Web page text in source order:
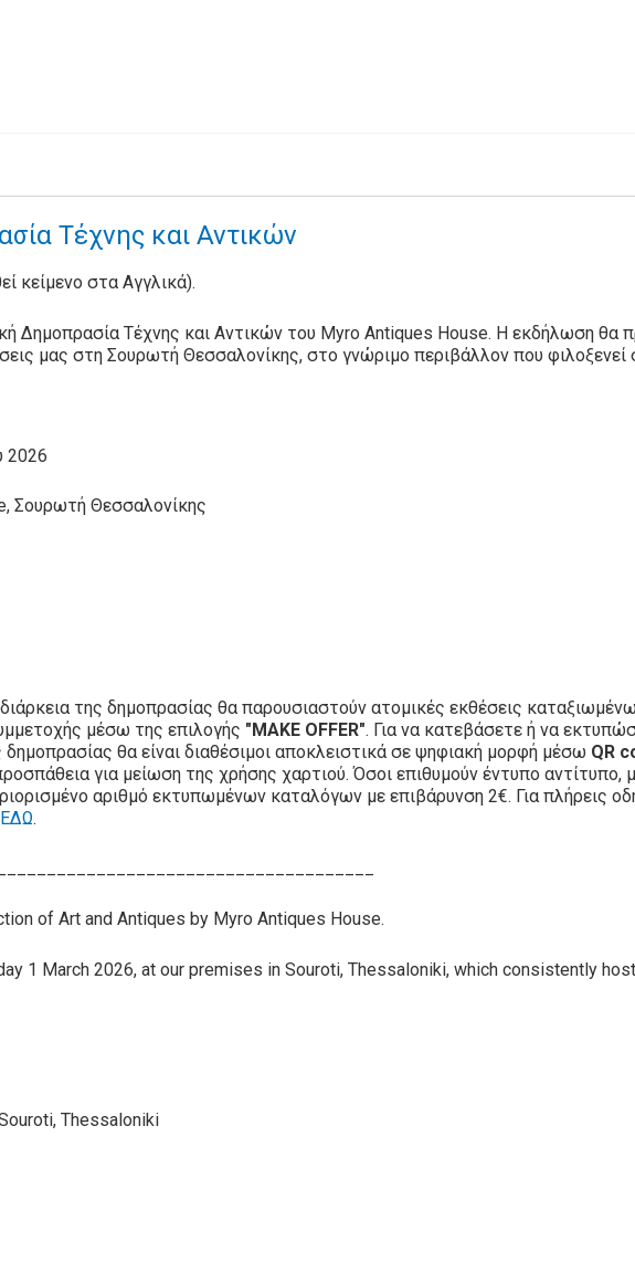
Τέχνης και Αντικών
κείμενο στα Αγγλικά).
Δημοπρασία Τέχνης και Αντικών του Myro Antiques House. Η εκδήλωση θα
μας στη Σουρωτή Θεσσαλονίκης, στο γνώριμο περιβάλλον που φιλοξενεί
2026
Σουρωτή Θεσσαλονίκης
της δημοπρασίας θα παρουσιαστούν ατομικές εκθέσεις
μέσω της επιλογής "MAKE OFFER". Για να κατεβάσετε ή να
δημοπρασίας θα είναι διαθέσιμοι αποκλειστικά σε ψηφιακή μορφή μέσω QR
για μείωση της χρήσης χαρτιού. Όσοι επιθυμούν έντυπο
αριθμό εκτυπωμένων καταλόγων με επιβάρυνση 2€. Για πλήρεις
ΕΔΩ.
of Art and Antiques by Myro Antiques House.
1 March 2026, at our premises in Souroti, Thessaloniki, which consistently
Thessaloniki